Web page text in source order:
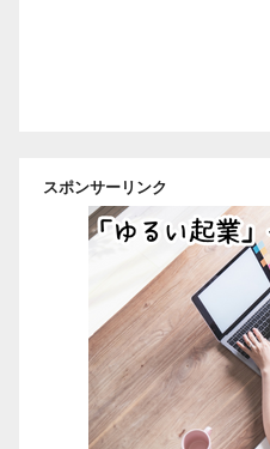
スポンサーリンク